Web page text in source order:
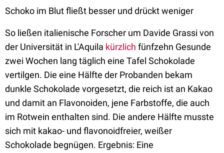
Schoko im Blut fließt besser und drückt weniger
So ließen italienische Forscher um Davide Grassi von
der Universität in L'Aquila kürzlich fünfzehn Gesunde
zwei Wochen lang täglich eine Tafel Schokolade
vertilgen. Die eine Hälfte der Probanden bekam
dunkle Schokolade vorgesetzt, die reich ist an Kakao
und damit an Flavonoiden, jene Farbstoffe, die auch
im Rotwein enthalten sind. Die andere Hälfte musste
sich mit kakao- und flavonoidfreier, weißer
Schokolade begnügen. Ergebnis: Eine